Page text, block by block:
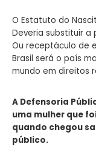
O Estatuto do
Deveria substituir a
Ou receptáculo de
Brasil será o país
mundo em direitos
A Defensoria
uma mulher que
quando chegou
público.